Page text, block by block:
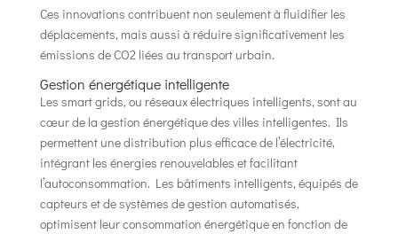
Ces innovations contribuent non seulement à fluidifier les
déplacements, mais aussi à réduire significativement les
émissions de CO2 liées au transport urbain.
Gestion énergétique intelligente
Les smart grids, ou réseaux électriques intelligents, sont au
cœur de la gestion énergétique des villes intelligentes. Ils
permettent une distribution plus efficace de l’électricité,
intégrant les énergies renouvelables et facilitant
l’autoconsommation. Les bâtiments intelligents, équipés de
capteurs et de systèmes de gestion automatisés,
optimisent leur consommation énergétique en fonction de